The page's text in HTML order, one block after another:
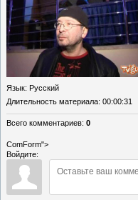
Язык: Русский
Длительность материала: 00:00:31
Всего комментариев: 0
ComForm">
Войдите: